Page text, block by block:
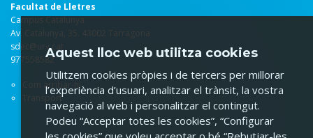
Facultat de Lletres
Campus Catalunya
Av. Catalunya, 35. 43002 Tarragona
sdec@urv.cat
977558582
Com arribar-hi
Transport
Aquest lloc web utilitza cookies
Utilitzem cookies pròpies i de tercers per millorar
l’experiència d’usuari, analitzar el trànsit, la vostra
navegació al web i personalitzar el contingut.
Podeu “Acceptar totes les cookies”, “Configurar